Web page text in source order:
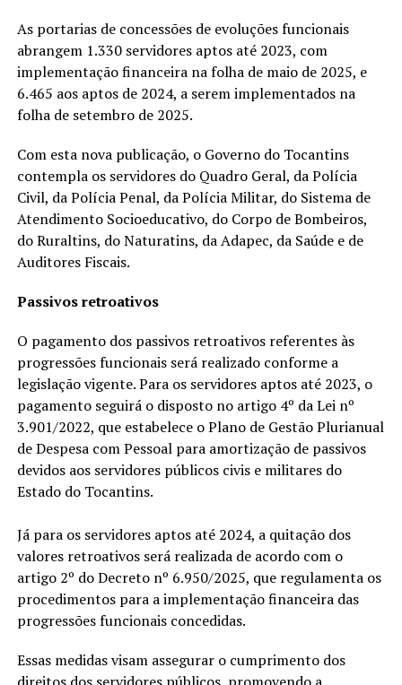
As portarias de concessões de evoluções funcionais
abrangem 1.330 servidores aptos até 2023, com
implementação financeira na folha de maio de 2025, e
6.465 aos aptos de 2024, a serem implementados na
folha de setembro de 2025.
Com esta nova publicação, o Governo do Tocantins
contempla os servidores do Quadro Geral, da Polícia
Civil, da Polícia Penal, da Polícia Militar, do Sistema de
Atendimento Socioeducativo, do Corpo de Bombeiros,
do Ruraltins, do Naturatins, da Adapec, da Saúde e de
Auditores Fiscais.
Passivos retroativos
O pagamento dos passivos retroativos referentes às
progressões funcionais será realizado conforme a
legislação vigente. Para os servidores aptos até 2023, o
pagamento seguirá o disposto no artigo 4º da Lei nº
3.901/2022, que estabelece o Plano de Gestão Plurianual
de Despesa com Pessoal para amortização de passivos
devidos aos servidores públicos civis e militares do
Estado do Tocantins.
Já para os servidores aptos até 2024, a quitação dos
valores retroativos será realizada de acordo com o
artigo 2º do Decreto nº 6.950/2025, que regulamenta os
procedimentos para a implementação financeira das
progressões funcionais concedidas.
Essas medidas visam assegurar o cumprimento dos